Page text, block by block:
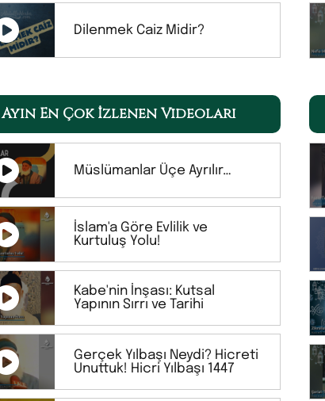
Dilenmek Caiz Midir?
Ayın En Çok İzlenen Videoları
Müslümanlar Üçe Ayrılır…
İslam'a Göre Evlilik ve
Kurtuluş Yolu!
Kabe'nin İnşası: Kutsal
Yapının Sırrı ve Tarihi
Gerçek Yılbaşı Neydi? Hicreti
Unuttuk! Hicri Yılbaşı 1447